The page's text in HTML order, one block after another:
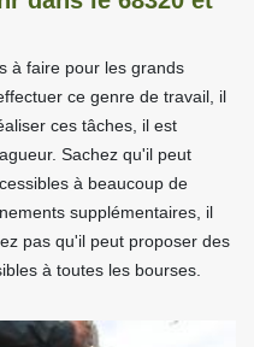
à faire pour les grands
ce genre de travail, il
ces tâches, il est
Sachez qu'il peut
à beaucoup de
supplémentaires, il
pas qu'il peut proposer des
à toutes les bourses.